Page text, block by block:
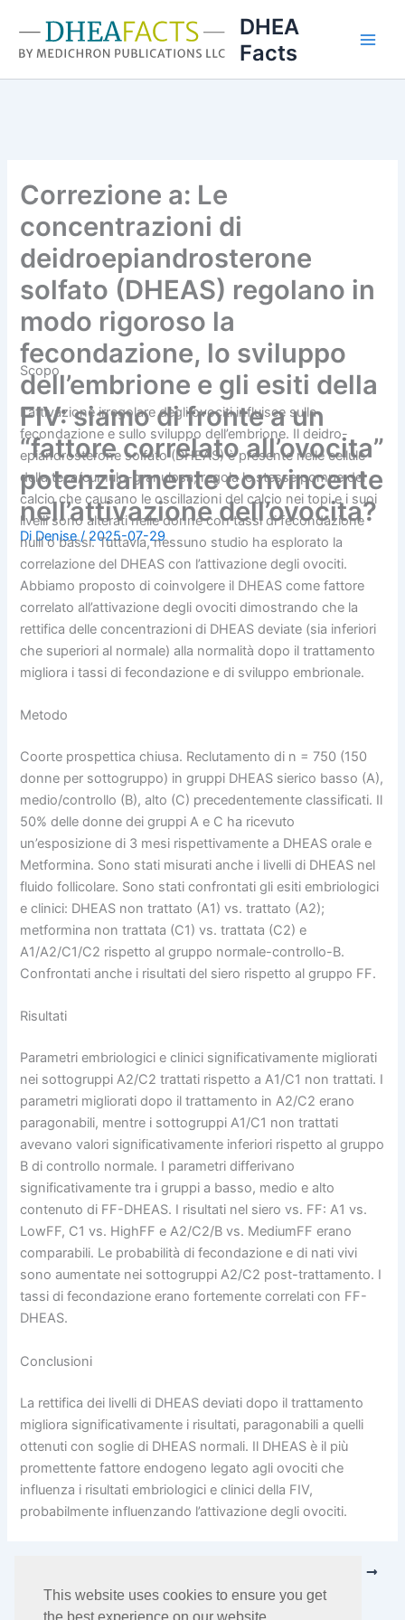
This website uses cookies to ensure you get
contenuto
DHEA
Facts
Correzione a: Le
concentrazioni di
deidroepiandrosterone
solfato (DHEAS) regolano in
modo rigoroso la
fecondazione, lo sviluppo
dell’embrione e gli esiti della
FIV: siamo di fronte a un
“fattore correlato all’ovocita”
potenzialmente convincente
nell’attivazione dell’ovocita?
DiDenise/2025-07-29
Scopo
L’attivazione irregolare degli ovociti influisce sulla
fecondazione e sullo sviluppo dell’embrione. Il deidro-
epiandrosterone solfato (DHEAS) è presente nelle cellule
della teca/cumulo-granulosa, regola le stesse pompe del
calcio che causano le oscillazioni del calcio nei topi e i suoi
livelli sono alterati nelle donne con tassi di fecondazione
nulli o bassi. Tuttavia, nessuno studio ha esplorato la
correlazione del DHEAS con l’attivazione degli ovociti.
Abbiamo proposto di coinvolgere il DHEAS come fattore
correlato all’attivazione degli ovociti dimostrando che la
rettifica delle concentrazioni di DHEAS deviate (sia inferiori
che superiori al normale) alla normalità dopo il trattamento
migliora i tassi di fecondazione e di sviluppo embrionale.
Metodo
Coorte prospettica chiusa. Reclutamento di n = 750 (150
donne per sottogruppo) in gruppi DHEAS sierico basso (A),
medio/controllo (B), alto (C) precedentemente classificati. Il
50% delle donne dei gruppi A e C ha ricevuto
un’esposizione di 3 mesi rispettivamente a DHEAS orale e
Metformina. Sono stati misurati anche i livelli di DHEAS nel
fluido follicolare. Sono stati confrontati gli esiti embriologici
e clinici: DHEAS non trattato (A1) vs. trattato (A2);
metformina non trattata (C1) vs. trattata (C2) e
A1/A2/C1/C2 rispetto al gruppo normale-controllo-B.
Confrontati anche i risultati del siero rispetto al gruppo FF.
Risultati
Parametri embriologici e clinici significativamente migliorati
nei sottogruppi A2/C2 trattati rispetto a A1/C1 non trattati. I
parametri migliorati dopo il trattamento in A2/C2 erano
paragonabili, mentre i sottogruppi A1/C1 non trattati
avevano valori significativamente inferiori rispetto al gruppo
B di controllo normale. I parametri differivano
significativamente tra i gruppi a basso, medio e alto
contenuto di FF-DHEAS. I risultati nel siero vs. FF: A1 vs.
LowFF, C1 vs. HighFF e A2/C2/B vs. MediumFF erano
comparabili. Le probabilità di fecondazione e di nati vivi
sono aumentate nei sottogruppi A2/C2 post-trattamento. I
tassi di fecondazione erano fortemente correlati con FF-
DHEAS.
Conclusioni
La rettifica dei livelli di DHEAS deviati dopo il trattamento
migliora significativamente i risultati, paragonabili a quelli
ottenuti con soglie di DHEAS normali. Il DHEAS è il più
promettente fattore endogeno legato agli ovociti che
influenza i risultati embriologici e clinici della FIV,
probabilmente influenzando l’attivazione degli ovociti.